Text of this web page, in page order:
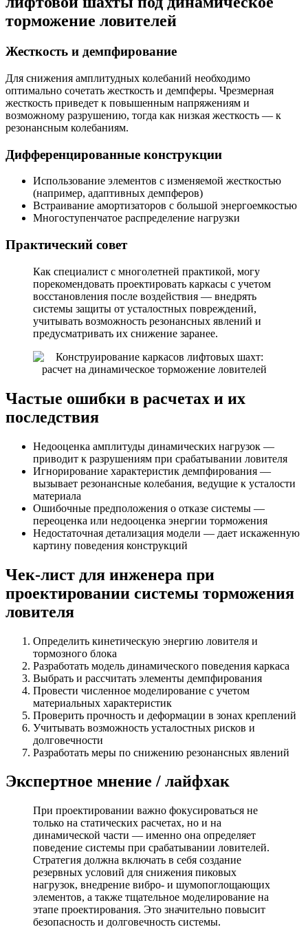
торможение ловителей
Жесткость и демпфирование
Для снижения амплитудных колебаний необходимо
оптимально сочетать жесткость и демпферы. Чрезмерная
жесткость приведет к повышенным напряжениям и
возможному разрушению, тогда как низкая жесткость — к
резонансным колебаниям.
Дифференцированные конструкции
Использование элементов с изменяемой жесткостью
(например, адаптивных демпферов)
Встраивание амортизаторов с большой энергоемкостью
Многоступенчатое распределение нагрузки
Практический совет
Как специалист с многолетней практикой, могу
порекомендовать проектировать каркасы с учетом
восстановления после воздействия — внедрять
системы защиты от усталостных повреждений,
учитывать возможность резонансных явлений и
предусматривать их снижение заранее.
Частые ошибки в расчетах и их
последствия
Недооценка амплитуды динамических нагрузок —
приводит к разрушениям при срабатывании ловителя
Игнорирование характеристик демпфирования —
вызывает резонансные колебания, ведущие к усталости
материала
Ошибочные предположения о отказе системы —
переоценка или недооценка энергии торможения
Недостаточная детализация модели — дает искаженную
картину поведения конструкций
Чек-лист для инженера при
проектировании системы торможения
ловителя
Определить кинетическую энергию ловителя и
тормозного блока
Разработать модель динамического поведения каркаса
Выбрать и рассчитать элементы демпфирования
Провести численное моделирование с учетом
материальных характеристик
Проверить прочность и деформации в зонах креплений
Учитывать возможность усталостных рисков и
долговечности
Разработать меры по снижению резонансных явлений
Экспертное мнение / лайфхак
При проектировании важно фокусироваться не
только на статических расчетах, но и на
динамической части — именно она определяет
поведение системы при срабатывании ловителей.
Стратегия должна включать в себя создание
резервных условий для снижения пиковых
нагрузок, внедрение вибро- и шумопоглощающих
элементов, а также тщательное моделирование на
этапе проектирования. Это значительно повысит
безопасность и долговечность системы.